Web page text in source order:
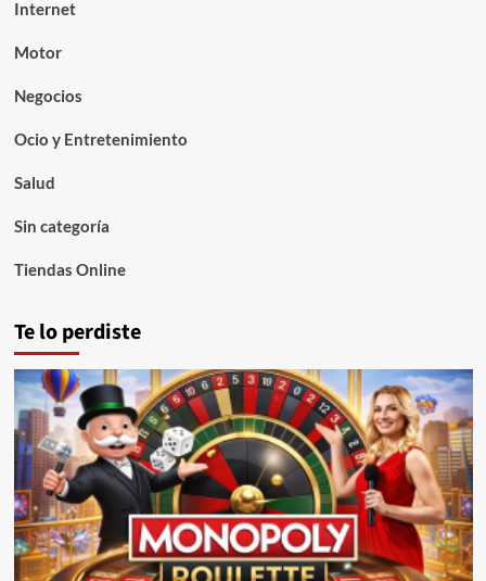
Internet
Motor
Negocios
Ocio y Entretenimiento
Salud
Sin categoría
Tiendas Online
Te lo perdiste